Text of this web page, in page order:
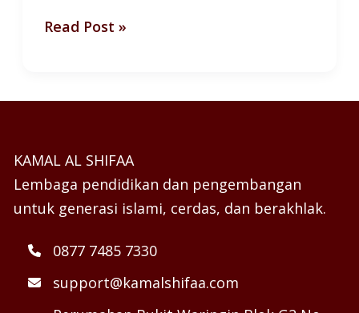
Read Post »
KAMAL AL SHIFAA
Lembaga pendidikan dan pengembangan
untuk generasi islami, cerdas, dan berakhlak.
0877 7485 7330
support@kamalshifaa.com